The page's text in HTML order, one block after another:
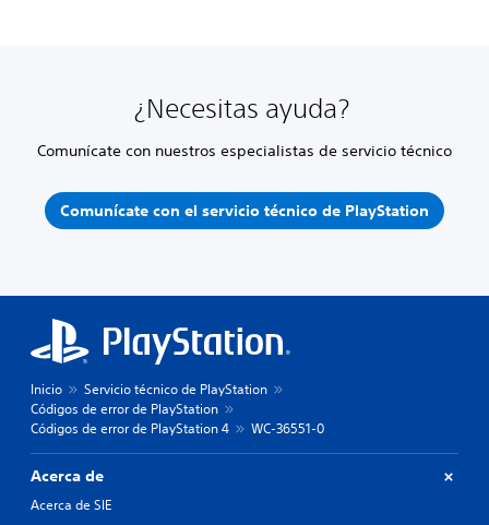
¿Necesitas ayuda?
Comunícate con nuestros especialistas de servicio técnico
Comunícate con el servicio técnico de PlayStation
Inicio
Servicio técnico de PlayStation
Códigos de error de PlayStation
Códigos de error de PlayStation 4
WC-36551-0
Acerca de
Acerca de SIE